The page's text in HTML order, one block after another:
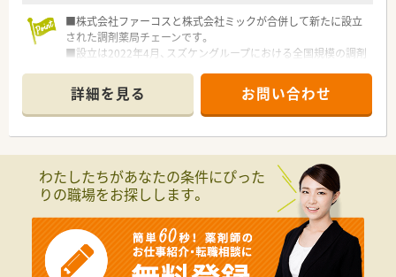
■株式会社ファーコスと株式会社ミックが合併して新たに設立
された調剤薬局チェーンです。
■設立は2022年4月、スズケングループにおける全国規模の調剤
■2社が培ってきたノウハウと企業の良さを融合し、より安定し
た経営基盤から、成長スピードを加速させていきます。
■コーポレートメッセージは「あなたに今、わたしができるこ
と」。
■全国・広域・都道府県限定コースの方には充実の住宅補助制度
が適用されます。
■住居は法人契約なので初期費用時の自己負担はほとんどあり
ません。
■産育休からの復帰率は95%以上！時短勤務はお子様が小学3年
生終了時まで。
詳細を見る お問い合わせ
わたしたちがあなたの条件にぴった
りの職場をお探しします。